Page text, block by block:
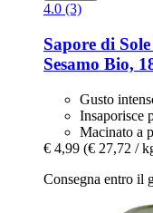
4.0 (3)
Sapore di Sole
Sesamo Bio,
Gusto
Insaporisce
Macinato a
€ 4,99 (€ 27,72 /
Consegna entro il